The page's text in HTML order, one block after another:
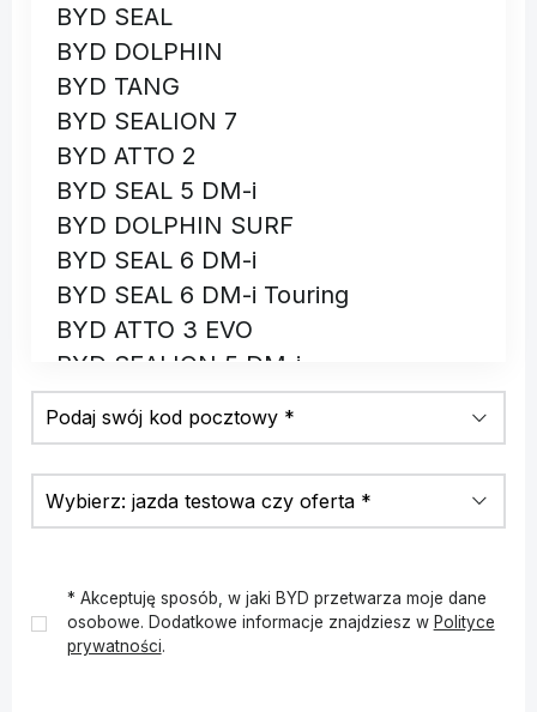
BYD SEAL
BYD DOLPHIN
BYD TANG
BYD SEALION 7
BYD ATTO 2
BYD SEAL 5 DM-i
BYD DOLPHIN SURF
BYD SEAL 6 DM-i
BYD SEAL 6 DM-i Touring
BYD ATTO 3 EVO
BYD SEALION 5 DM-i
BYD ATTO 2 DM-i
BYD DOLPHIN G DM-i
* Akceptuję sposób, w jaki BYD przetwarza moje dane
osobowe. Dodatkowe informacje znajdziesz w Polityce
prywatności.